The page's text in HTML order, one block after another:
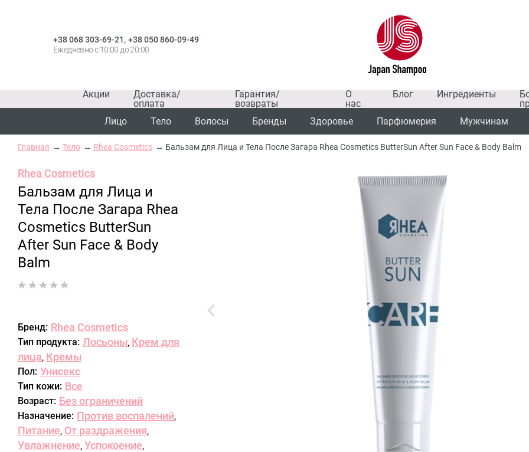
+38 068 303-69-21, +38 050 860-09-49
Ежедневно с 10:00 до 20:00
Акции
Доставка/
оплата
Гарантия/
возвраты
О
нас
Блог Ингредиенты
Лицо
Тело Волосы Бренды Здоровье Парфюмерия Мужчинам
Главная Тело Rhea Cosmetics Бальзам для Лица и Тела После Загара Rhea Cosmetics ButterSun After Sun Face & Body Balm
Rhea Cosmetics
Бальзам для Лица и
Тела После Загара Rhea
Cosmetics ButterSun
After Sun Face & Body
Balm
Бренд: Rhea Cosmetics
Тип продукта: Лосьоны, Крем для
лица, Кремы
Пол: Унисекс
Тип кожи: Все
Возраст: Без ограничений
Назначение: Против воспалений,
Питание, От раздражения,
Увлажнение, Успокоение,